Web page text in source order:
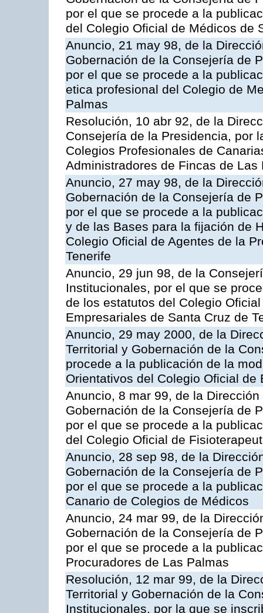
por el que se procede a la
del Colegio Oficial de Médicos de
Anuncio, 21 may 98, de la
Gobernación de la Consejería de
por el que se procede a la
etica profesional del Colegio de
Palmas
Resolución, 10 abr 92, de la
Consejería de la Presidencia, por
Colegios Profesionales de
Administradores de Fincas de Las
Anuncio, 27 may 98, de la
Gobernación de la Consejería de
por el que se procede a la
y de las Bases para la fijación de
Colegio Oficial de Agentes de la
Tenerife
Anuncio, 29 jun 98, de la
Institucionales, por el que se
de los estatutos del Colegio
Empresariales de Santa Cruz de
Anuncio, 29 may 2000, de la
Territorial y Gobernación de la
procede a la publicación de la
Orientativos del Colegio Oficial
Anuncio, 8 mar 99, de la
Gobernación de la Consejería de
por el que se procede a la
del Colegio Oficial de
Anuncio, 28 sep 98, de la
Gobernación de la Consejería de
por el que se procede a la
Canario de Colegios de Médicos
Anuncio, 24 mar 99, de la
Gobernación de la Consejería de
por el que se procede a la
Procuradores de Las Palmas
Resolución, 12 mar 99, de la
Territorial y Gobernación de la
Institucionales, por la que se